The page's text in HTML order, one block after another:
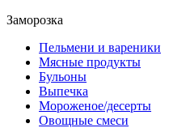
Заморозка
Пельмени и вареники
Мясные продукты
Бульоны
Выпечка
Мороженое/десерты
Овощные смеси